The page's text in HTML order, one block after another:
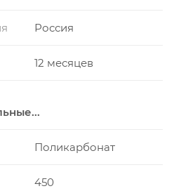
Россия
12 месяцев
Поликарбонат
450